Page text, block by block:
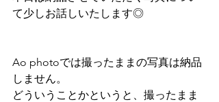
て少しお話しいたします◎
Ao photoでは撮ったままの写真は納品
しません。
どういうことかというと、撮ったまま